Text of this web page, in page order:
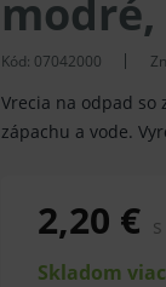
Kód: 07042000
Vrecia na odpad so
zápachu a vode.
2,20 €
Skladom